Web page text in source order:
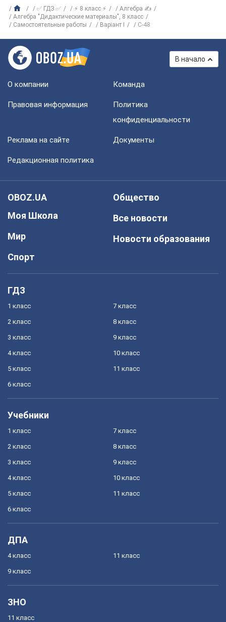
✅ ГДЗ ✅ ⚡ 8 класс ⚡
Алгебра ✍
Алгебра "Дидактические материалы", 8 класс
Самостоятельные работы
Варіант I C-48
В начало
О компании Команда
Правовая информация
Политика
конфиденциальности
Реклама на сайте Документы
Редакционная политика
OBOZ.UA
Моя Школа
Мир
Спорт
Общество
Все новости
Новости образования
ГДЗ
1 класс
2 класс
3 класс
4 класс
5 класс
6 класс
7 класс
8 класс
9 класс
10 класс
11 класс
Учебники
1 класс
2 класс
3 класс
4 класс
5 класс
6 класс
7 класс
8 класс
9 класс
10 класс
11 класс
ДПА
4 класс
9 класс
11 класс
ЗНО
11 класс